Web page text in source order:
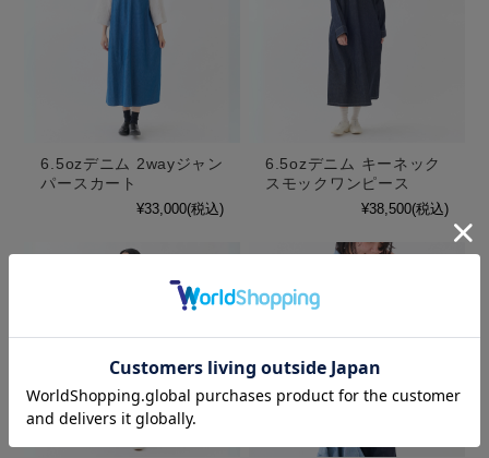
6.5ozデニム 2wayジャン
パースカート
¥33,000(税込)
6.5ozデニム キーネック
スモックワンピース
¥38,500(税込)